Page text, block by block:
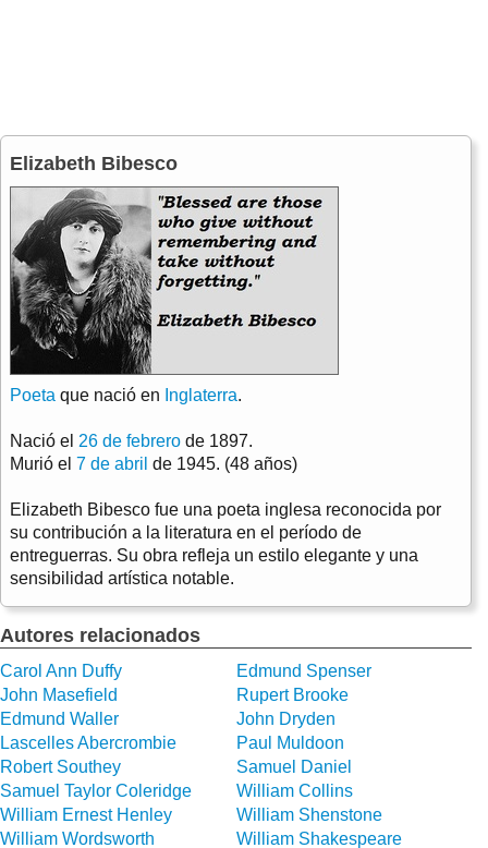
Elizabeth Bibesco
Poeta que nació en Inglaterra.
Nació el 26 de febrero de 1897.
Murió el 7 de abril de 1945. (48 años)
Elizabeth Bibesco fue una poeta inglesa reconocida por
su contribución a la literatura en el período de
entreguerras. Su obra refleja un estilo elegante y una
sensibilidad artística notable.
Autores relacionados
Carol Ann Duffy
Edmund Spenser
John Masefield
Rupert Brooke
Edmund Waller
John Dryden
Lascelles Abercrombie
Paul Muldoon
Robert Southey
Samuel Daniel
Samuel Taylor Coleridge
William Collins
William Ernest Henley
William Shenstone
William Wordsworth
William Shakespeare